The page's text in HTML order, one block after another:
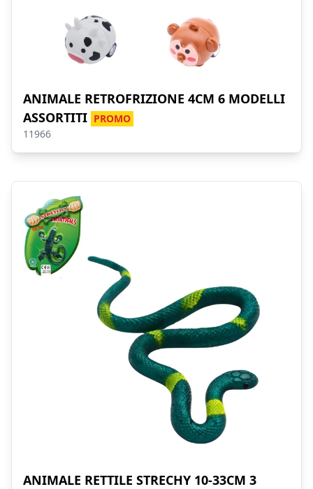
ANIMALE RETROFRIZIONE 4CM 6 MODELLI
ASSORTITI PROMO
11966
ANIMALE RETTILE STRECHY 10-33CM 3